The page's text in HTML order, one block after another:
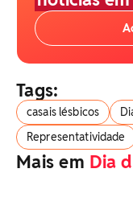
Tags:
casais lésbicos
Representatividade
Mais em Dia